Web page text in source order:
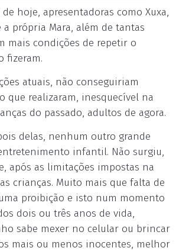
hoje, apresentadoras como Xuxa,
a própria Mara, além de tantas
mais condições de repetir o
fizeram.
atuais, não conseguiriam
que realizaram, inesquecível na
do passado, adultos de agora.
delas, nenhum outro grande
infantil. Não surgiu,
após as limitações impostas na
crianças. Muito mais que falta de
proibição e isto num momento
dois ou três anos de vida,
sabe mexer no celular ou brincar
mais ou menos inocentes, melhor